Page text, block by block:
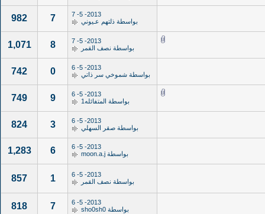
2013- 5- 7
بواسطة ذلتهم عـيوني 7
982
2013- 5- 7
بواسطة نصف القمر 8
1,071
2013- 5- 6
بواسطة شموخي سر ذاتي 0
742
2013- 5- 6
بواسطة المتفائله1 9
749
2013- 5- 6
بواسطة صقر السهلي 3
824
2013- 5- 6
بواسطة moon.a.j
6
1,283
2013- 5- 6
بواسطة نصف القمر 1
857
2013- 5- 6
بواسطة sho0sh0
7
818